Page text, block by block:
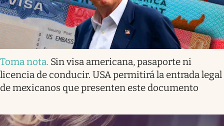
Toma nota. Sin visa americana, pasaporte ni
licencia de conducir. USA permitirá la entrada legal
de mexicanos que presenten este documento